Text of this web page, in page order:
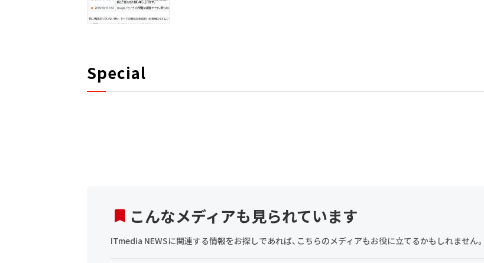
Special
こんなメディアも見られています
ITmedia NEWSに関連する情報をお探しであれば、こちらのメディアもお役に立てるかもしれません。